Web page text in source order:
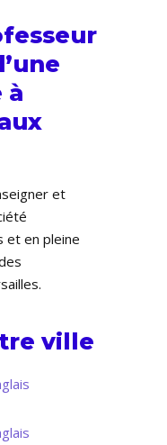
à
et
et en pleine
ville